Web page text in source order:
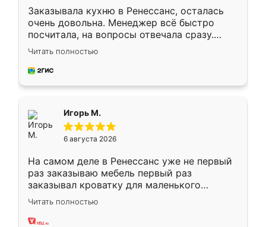
Заказывала кухню в Ренессанс, осталась
очень довольна. Менеджер всё быстро
посчитала, на вопросы отвечала сразу.
Замерщик приехал в субботу, подошёл к
делу со всей ответственностью. Собрали
за день, ребята работали аккуратно, даже
Читать полностью
Игорь М.
6 августа 2026
На самом деле в Ренессанс уже не первый
раз заказываю мебель первый раз
заказывал кроватку для маленького
ребёнка при его рождении ,во второй раз
заказал шкаф-купе. По качеству очень
хорошее сборка достаточно быстрая,
Читать полностью